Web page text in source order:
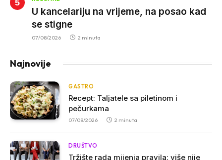
U kancelariju na vrijeme, na posao kad
se stigne
07/08/2026 2 minuta
Najnovije
GASTRO
Recept: Taljatele sa piletinom i
pečurkama
07/08/2026 2 minuta
DRUŠTVO
Tržište rada mijenja pravila: više nije